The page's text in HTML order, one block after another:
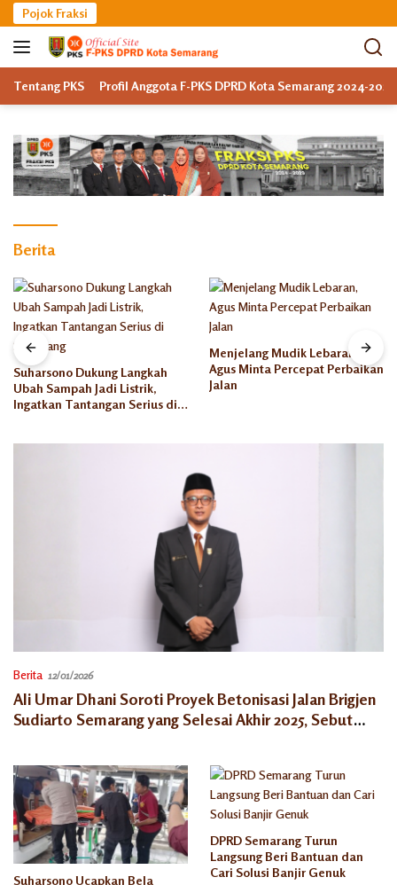
Langsung
ke
konten
Pojok Fraksi
Tentang PKS Profil Anggota F-PKS DPRD Kota Semarang 2024-2029
Berita
Suharsono Dukung Langkah
Ubah Sampah Jadi Listrik,
Ingatkan Tantangan Serius di
Menjelang Mudik Lebaran,
Agus Minta Percepat Perbaikan
Jalan
Berita 12/01/2026
Ali Umar Dhani Soroti Proyek Betonisasi Jalan Brigjen
Sudiarto Semarang yang Selesai Akhir 2025, Sebut
Suharsono Ucapkan Bela
DPRD Semarang Turun
Langsung Beri Bantuan dan
Cari Solusi Banjir Genuk